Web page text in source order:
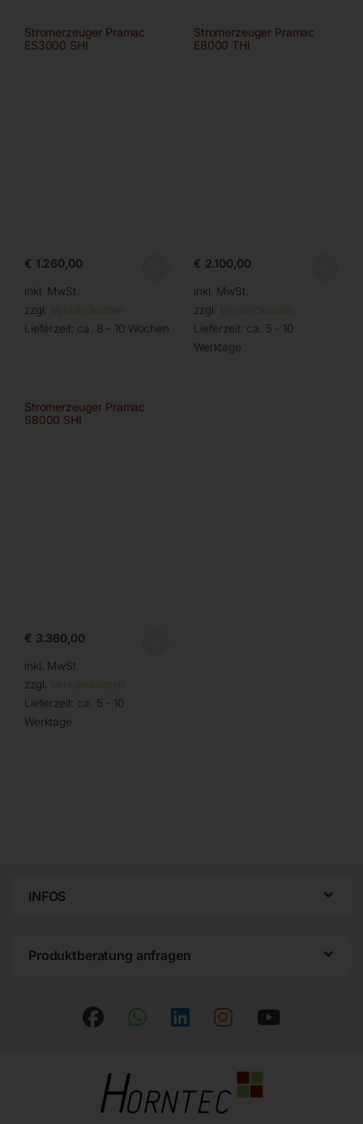
Stromerzeuger Pramac
ES3000 SHI
€ 1.260,00
inkl. MwSt.
zzgl. Versandkosten
Lieferzeit: ca. 8 – 10 Wochen
Stromerzeuger Pramac
E8000 THI
€ 2.100,00
inkl. MwSt.
zzgl. Versandkosten
Lieferzeit: ca. 5 - 10
Werktage
Stromerzeuger Pramac
S8000 SHI
€ 3.360,00
inkl. MwSt.
zzgl. Versandkosten
Lieferzeit: ca. 5 - 10
Werktage
INFOS
Produktberatung anfragen